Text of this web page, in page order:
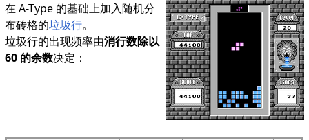
在 A-Type 的基础上加入随机分
布砖格的垃圾行。
垃圾行的出现频率由消行数除以
60 的余数决定：